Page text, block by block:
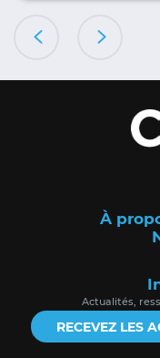
À
Actualités,
RECEVEZ LES